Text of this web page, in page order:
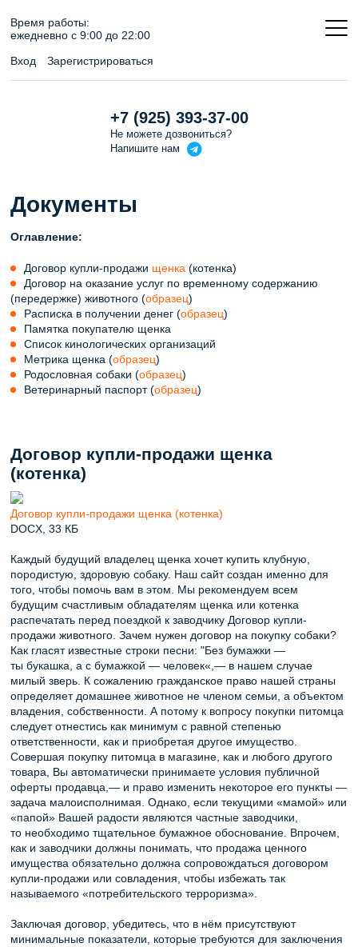
Время работы:
ежедневно c 9:00 до 22:00
Вход
Зарегистрироваться
+7 (925) 393-37-00
Не можете дозвониться?
Напишите нам
Документы
Оглавление:
Договор купли-продажи щенка (котенка)
Договор на оказание услуг по временному содержанию
(передержке) животного (образец)
Расписка в получении денег (образец)
Памятка покупателю щенка
Список кинологических организаций
Метрика щенка (образец)
Родословная собаки (образец)
Ветеринарный паспорт (образец)
Договор купли-продажи щенка
(котенка)
Договор купли-продажи щенка (котенка)
DOCX, 33 КБ
Каждый будущий владелец щенка хочет купить клубную,
породистую, здоровую собаку. Наш сайт создан именно для
того, чтобы помочь вам в этом. Мы рекомендуем всем
будущим счастливым обладателям щенка или котенка
распечатать перед поездкой к заводчику Договор купли-
продажи животного. Зачем нужен договор на покупку собаки?
Как гласят известные строки песни: "Без бумажки —
ты букашка, а с бумажкой — человек«,— в нашем случае
милый зверь. К сожалению гражданское право нашей страны
определяет домашнее животное не членом семьи, а объектом
владения, собственности. А потому к вопросу покупки питомца
следует отнестись как минимум с равной степенью
ответственности, как и приобретая другое имущество.
Совершая покупку питомца в магазине, как и любого другого
товара, Вы автоматически принимаете условия публичной
оферты продавца,— и право изменить некоторое его пункты —
задача малоисполнимая. Однако, если текущими «мамой» или
«папой» Вашей радости являются частные заводчики,
то необходимо тщательное бумажное обоснование. Впрочем,
как и заводчики должны понимать, что продажа ценного
имущества обязательно должна сопровождаться договором
купли-продажи или совладения, чтобы избежать так
называемого «потребительского терроризма».
Заключая договор, убедитесь, что в нём присутствуют
минимальные показатели, которые требуются для заключения